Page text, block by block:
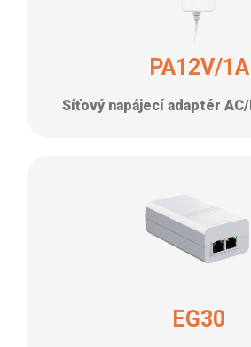
PA12V/1A
Síťový napájecí adaptér AC/
EG30